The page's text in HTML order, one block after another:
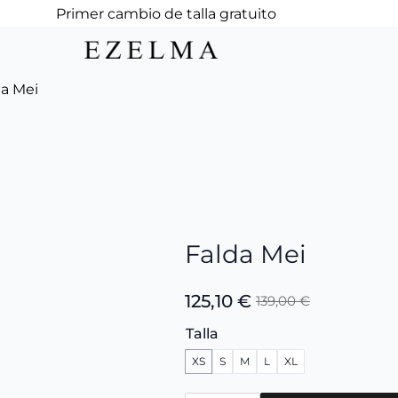
Primer cambio de talla gratuito
Mei
Falda Mei
139,00€
El
precio
original
era:
125,10 €
El
precio
actual
es:
Talla
XS S M L XL